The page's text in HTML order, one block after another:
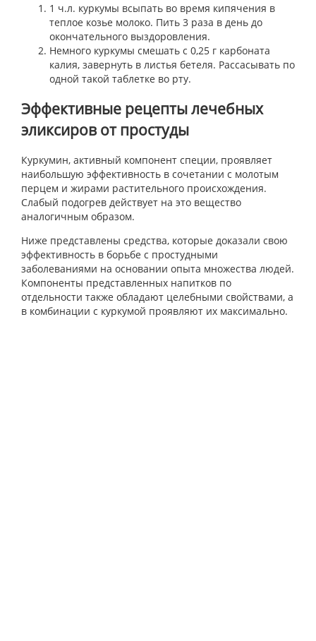
1 ч.л. куркумы всыпать во время кипячения в
теплое козье молоко. Пить 3 раза в день до
окончательного выздоровления.
Немного куркумы смешать с 0,25 г карбоната
калия, завернуть в листья бетеля. Рассасывать по
одной такой таблетке во рту.
Эффективные рецепты лечебных
эликсиров от простуды
Куркумин, активный компонент специи, проявляет
наибольшую эффективность в сочетании с молотым
перцем и жирами растительного происхождения.
Слабый подогрев действует на это вещество
аналогичным образом.
Ниже представлены средства, которые доказали свою
эффективность в борьбе с простудными
заболеваниями на основании опыта множества людей.
Компоненты представленных напитков по
отдельности также обладают целебными свойствами, а
в комбинации с куркумой проявляют их максимально.